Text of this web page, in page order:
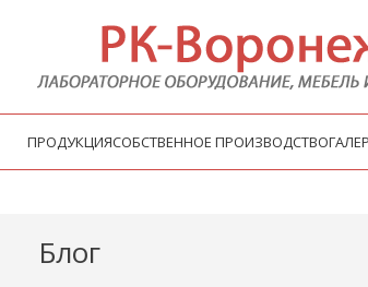
ПРОДУКЦИЯСОБСТВЕННОЕ ПРОИЗВОДСТВО
Блог